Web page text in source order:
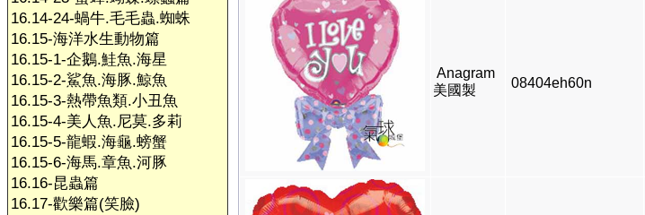
16.14-24-蝸牛.毛毛蟲.蜘蛛
16.15-海洋水生動物篇
16.15-1-企鵝.鮭魚.海星
16.15-2-鯊魚.海豚.鯨魚
16.15-3-熱帶魚類.小丑魚
16.15-4-美人魚.尼莫.多莉
16.15-5-龍蝦.海龜.螃蟹
16.15-6-海馬.章魚.河豚
16.16-昆蟲篇
16.17-歡樂篇(笑臉)
Anagram
美國製
08404eh60n